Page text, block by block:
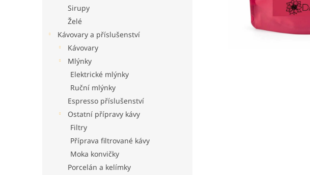
Sirupy
Želé
Kávovary a příslušenství
Kávovary
Mlýnky
Elektrické mlýnky
Ruční mlýnky
Espresso příslušenství
Ostatní přípravy kávy
Filtry
Příprava filtrované kávy
Moka konvičky
Porcelán a kelímky